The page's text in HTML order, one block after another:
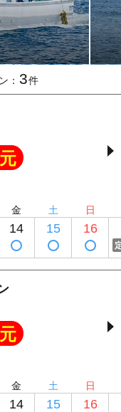
： 3件
金
14
土
15
日
16
金
14
土
15
日
16